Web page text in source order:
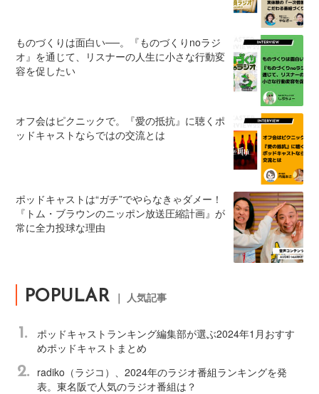
ものづくりは面白い──。『ものづくりnoラジ
オ』を通じて、リスナーの人生に小さな行動変
容を促したい
オフ会はピクニックで。『愛の抵抗』に聴くポ
ッドキャストならではの交流とは
ポッドキャストは“ガチ”でやらなきゃダメー！
『トム・ブラウンのニッポン放送圧縮計画』が
常に全力投球な理由
POPULAR ｜ 人気記事
1.
ポッドキャストランキング編集部が選ぶ2024年1月おすす
めポッドキャストまとめ
2.
radiko（ラジコ）、2024年のラジオ番組ランキングを発
表。東名阪で人気のラジオ番組は？